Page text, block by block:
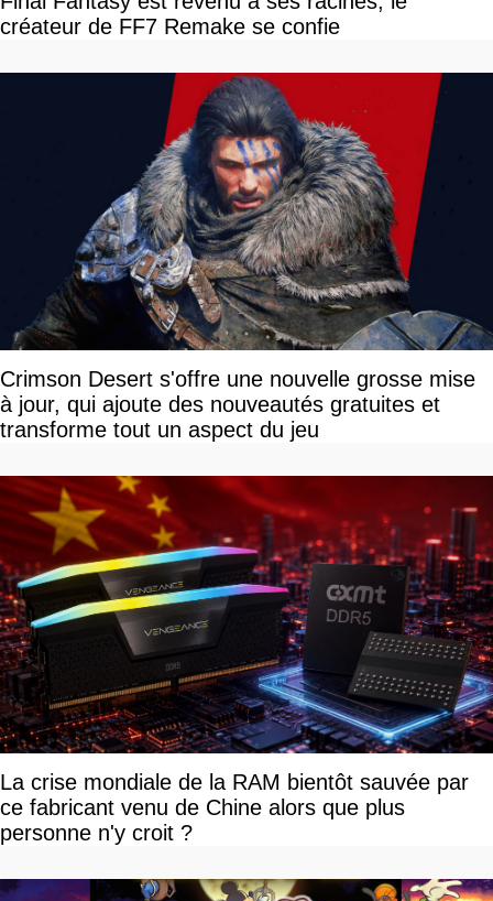
créateur de FF7 Remake se confie
Crimson Desert s'offre une nouvelle grosse mise
à jour, qui ajoute des nouveautés gratuites et
transforme tout un aspect du jeu
La crise mondiale de la RAM bientôt sauvée par
ce fabricant venu de Chine alors que plus
personne n'y croit ?